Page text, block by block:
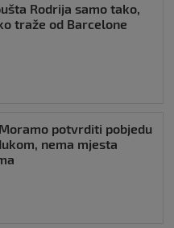
Rodrija samo tako,
traže od Barcelone
potvrditi pobjedu
nema mjesta